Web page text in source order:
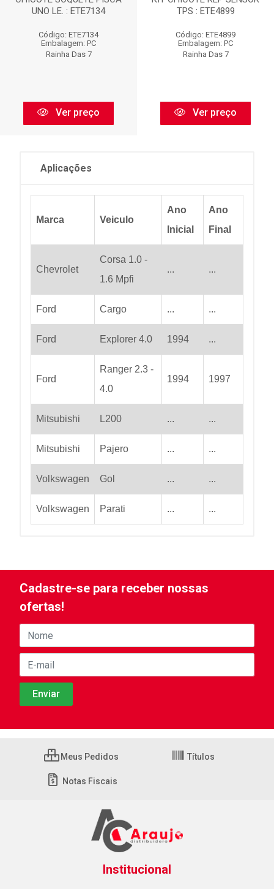
UNO LE. : ETE7134
Código: ETE7134
Embalagem: PC
Rainha Das 7
Ver preço
TPS : ETE4899
Código: ETE4899
Embalagem: PC
Rainha Das 7
Ver preço
Aplicações
Marca Veiculo
Ano
Inicial
Ano
Final
Chevrolet
Corsa 1.0 -
1.6 Mpfi
... ...
Ford Cargo ... ...
Ford Explorer 4.0 1994 ...
Ford
Ranger 2.3 -
4.0
1994 1997
Mitsubishi L200 ... ...
Mitsubishi Pajero ... ...
Volkswagen Gol ... ...
Volkswagen Parati ... ...
Cadastre-se para receber nossas
ofertas!
Meus Pedidos Títulos
Notas Fiscais
Institucional